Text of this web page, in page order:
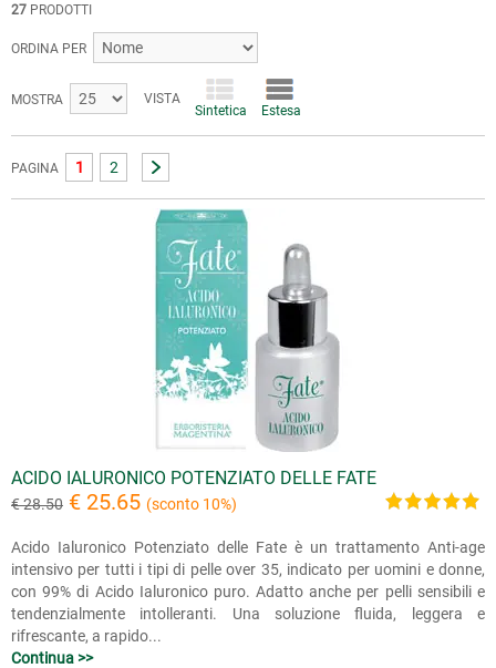
27 PRODOTTI
ORDINA PER
MOSTRA VISTA
Sintetica Estesa
PAGINA 1 2
ACIDO IALURONICO POTENZIATO DELLE FATE
€ 28.50 € 25.65 (sconto 10%)
Acido Ialuronico Potenziato delle Fate è un trattamento Anti-age
intensivo per tutti i tipi di pelle over 35, indicato per uomini e donne,
con 99% di Acido Ialuronico puro. Adatto anche per pelli sensibili e
tendenzialmente intolleranti. Una soluzione fluida, leggera e
rifrescante, a rapido...
Continua >>